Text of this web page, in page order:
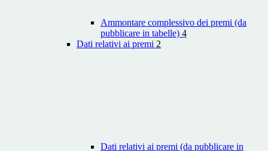
Ammontare complessivo dei premi (da
pubblicare in tabelle) 4
Dati relativi ai premi 2
Dati relativi ai premi (da pubblicare in